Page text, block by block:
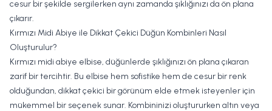
cesur bir şekilde sergilerken aynı zamanda şıklığınızı da ön plana
çıkarır.
Kırmızı Midi Abiye ile Dikkat Çekici Düğün Kombinleri Nasıl
Oluşturulur?
Kırmızı midi abiye elbise, düğünlerde şıklığınızı ön plana çıkaran
zarif bir tercihtir. Bu elbise hem sofistike hem de cesur bir renk
olduğundan, dikkat çekici bir görünüm elde etmek isteyenler için
mükemmel bir seçenek sunar. Kombininizi oluştururken altın veya